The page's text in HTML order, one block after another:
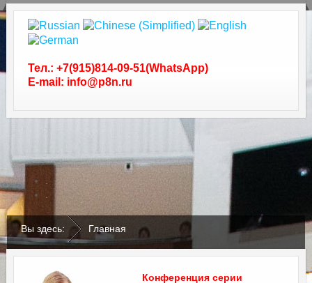
Тел.: +7(915)814-09-51(WhatsApp)
E-mail: info@p8n.ru
Вы здесь: Главная
Конференция серии